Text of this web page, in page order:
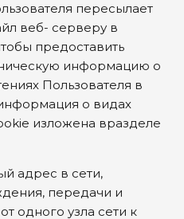
пересылает
веб- серверу в
предоставить
информацию о
Пользователя в
о видах
изложена вразделе
адрес в сети,
передачи и
одного узла сети к